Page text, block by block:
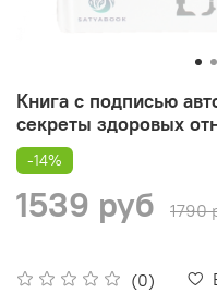
Книга с подписью
секреты здоровых
(0)
-14%
1539 руб 1790